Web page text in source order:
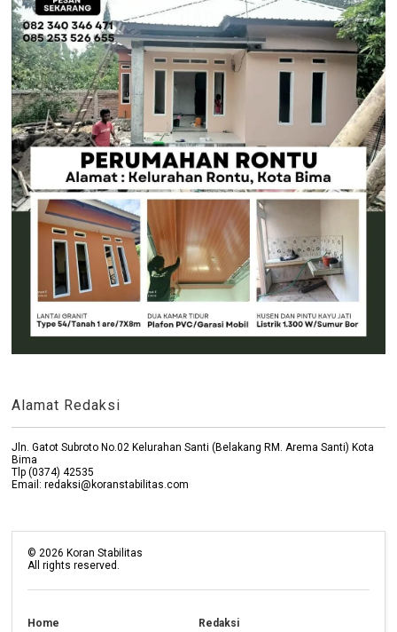
Alamat Redaksi
Jln. Gatot Subroto No.02 Kelurahan Santi (Belakang RM. Arema Santi) Kota
Bima
Tlp (0374) 42535
Email: redaksi@koranstabilitas.com
©2026 Koran Stabilitas
All rights reserved.
Home Redaksi